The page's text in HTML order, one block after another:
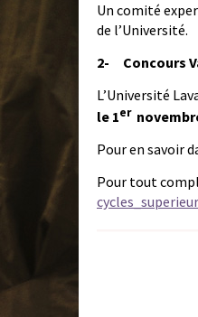
Un comité
de l’Université.
2- Concours
L’Université
le 1er
Pour en savoir
Pour tout